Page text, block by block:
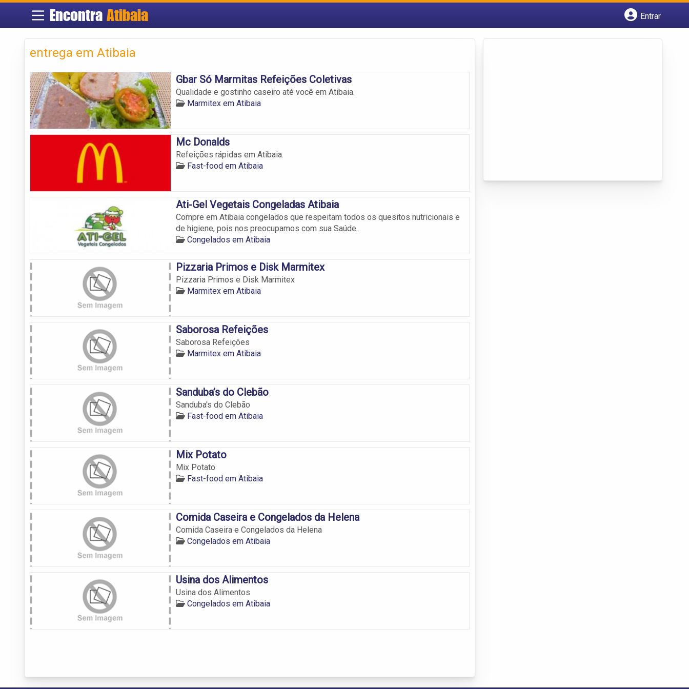
EncontraAtibaia
Entrar
entrega em Atibaia
Gbar Só Marmitas Refeições Coletivas
Qualidade e gostinho caseiro até você em Atibaia.
Marmitex em Atibaia
Mc Donalds
Refeições rápidas em Atibaia.
Fast-food em Atibaia
Ati-Gel Vegetais Congeladas Atibaia
Compre em Atibaia congelados que respeitam todos os quesitos nutricionais e
de higiene, pois nos preocupamos com sua Saúde.
Congelados em Atibaia
Pizzaria Primos e Disk Marmitex
Pizzaria Primos e Disk Marmitex
Marmitex em Atibaia
Saborosa Refeições
Saborosa Refeições
Marmitex em Atibaia
Sanduba’s do Clebão
Sanduba's do Clebão
Fast-food em Atibaia
Mix Potato
Mix Potato
Fast-food em Atibaia
Comida Caseira e Congelados da Helena
Comida Caseira e Congelados da Helena
Congelados em Atibaia
Usina dos Alimentos
Usina dos Alimentos
Congelados em Atibaia